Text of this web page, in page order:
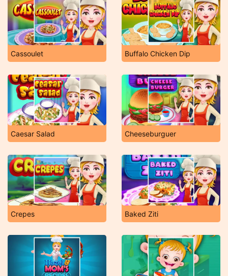
Cassoulet Buffalo Chicken Dip
Caesar Salad Cheeseburguer
Crepes Baked Ziti